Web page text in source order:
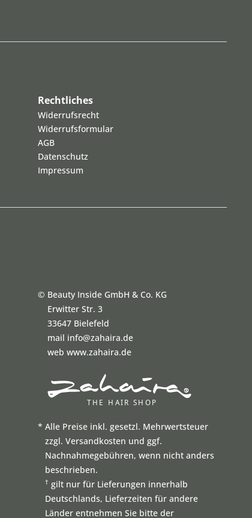
Rechtliches
Widerrufsrecht
Widerrufsformular
AGB
Datenschutz
Impressum
© Beauty Inside GmbH & Co. KG
Erwitter Str. 3
33647 Bielefeld
mail info@zahaira.de
web www.zahaira.de
* Alle Preise inkl. gesetzl. Mehrwertsteuer
zzgl. Versandkosten und ggf.
Nachnahmegebühren, wenn nicht anders
beschrieben.
† gilt nur für Lieferungen innerhalb
Deutschlands, Lieferzeiten für andere
Länder entnehmen Sie bitte der